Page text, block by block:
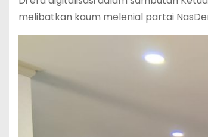
melibatkan kaum melenial partai